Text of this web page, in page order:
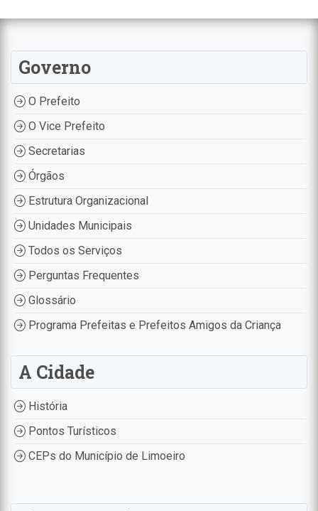
Governo
O Prefeito
O Vice Prefeito
Secretarias
Órgãos
Estrutura Organizacional
Unidades Municipais
Todos os Serviços
Perguntas Frequentes
Glossário
Programa Prefeitas e Prefeitos Amigos da Criança
A Cidade
História
Pontos Turísticos
CEPs do Município de Limoeiro